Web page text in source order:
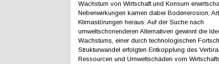
Wachstum von Wirtschaft und Konsum
Nebenwirkungen kamen dabei Bodenerosion,
Klimastörungen heraus. Auf der Suche nach
umweltschonenderen Alternativen gewinnt die
Wachstums, einer durch technologischen
Strukturwandel erfolgten Entkopplung des
Ressourcen und Umweltschäden vom